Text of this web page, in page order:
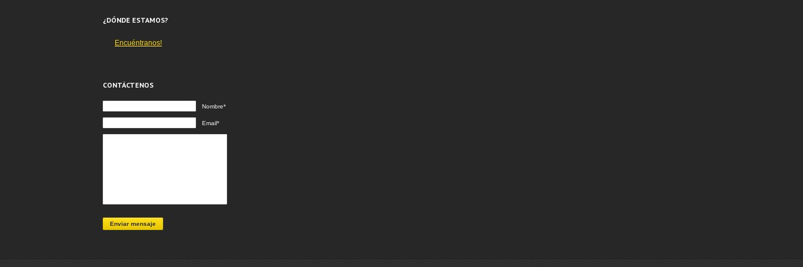
¿DÓNDE ESTAMOS?
Encuéntranos!
CONTÁCTENOS
Nombre*
Email*
Enviar mensaje